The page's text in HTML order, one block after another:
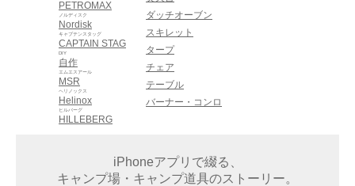
PETROMAX
Nordisk
ノルディスク
CAPTAIN STAG
キャプテンスタッグ
自作
DIY
MSR
エムエスアール
Helinox
ヘリノックス
HILLEBERG
ヒルバーグ
ダッチオーブン
スキレット
タープ
チェア
テーブル
バーナー・コンロ
iPhoneアプリで綴る、
キャンプ場・キャンプ道具のストーリー。